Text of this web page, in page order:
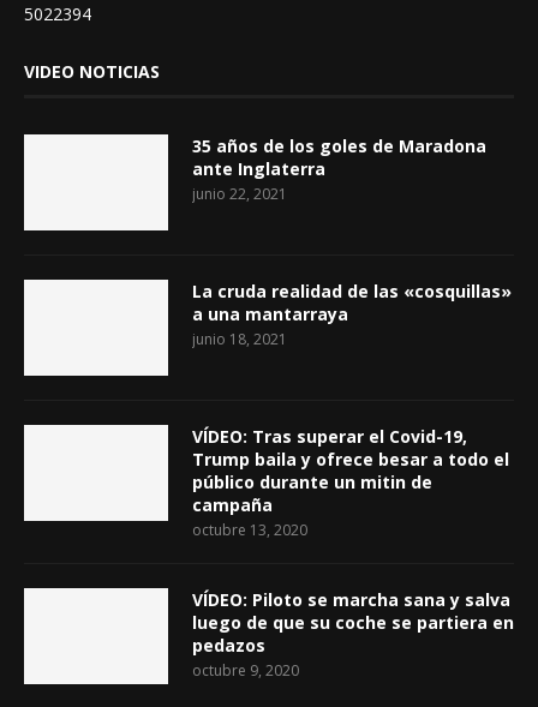
5022394
VIDEO NOTICIAS
35 años de los goles de Maradona
ante Inglaterra
junio 22, 2021
La cruda realidad de las «cosquillas»
a una mantarraya
junio 18, 2021
VÍDEO: Tras superar el Covid-19,
Trump baila y ofrece besar a todo el
público durante un mitin de
campaña
octubre 13, 2020
VÍDEO: Piloto se marcha sana y salva
luego de que su coche se partiera en
pedazos
octubre 9, 2020